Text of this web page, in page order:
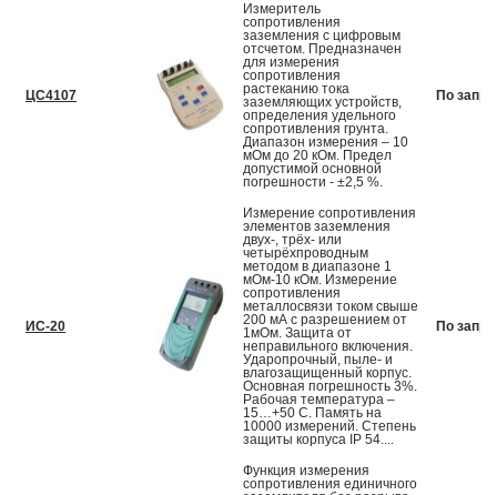
ЦС4107
Измеритель
сопротивления
заземления с цифровым
отсчетом. Предназначен
для измерения
сопротивления
растеканию тока
заземляющих устройств,
определения удельного
сопротивления грунта.
Диапазон измерения – 10
мОм до 20 кОм. Предел
допустимой основной
погрешности - ±2,5 %.
По
ИС-20
Измерение сопротивления
элементов заземления
двух-, трёх- или
четырёхпроводным
методом в диапазоне 1
мОм-10 кОм. Измерение
сопротивления
металлосвязи током свыше
200 мА с разрешением от
1мОм. Защита от
неправильного включения.
Ударопрочный, пыле- и
влагозащищенный корпус.
Основная погрешность 3%.
Рабочая температура –
15…+50 С. Память на
10000 измерений. Степень
защиты корпуса IP 54....
По
Функция измерения
сопротивления единичного